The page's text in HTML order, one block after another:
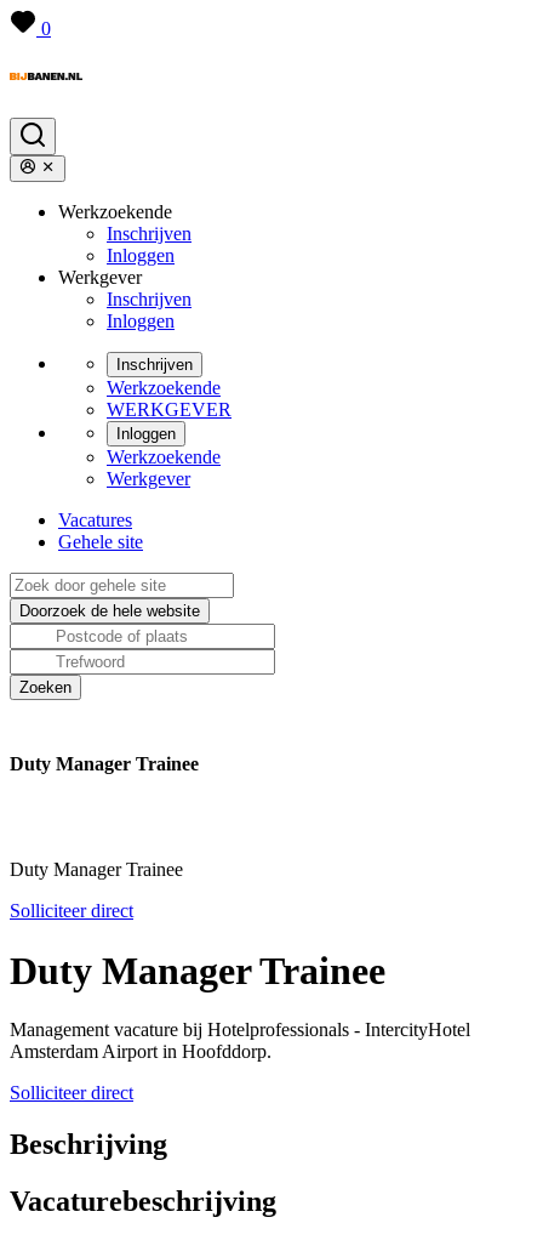
0
Werkzoekende
Inschrijven
Inloggen
Werkgever
Inschrijven
Inloggen
Inschrijven
Werkzoekende
WERKGEVER
Inloggen
Werkzoekende
Werkgever
Vacatures
Gehele site
Duty Manager Trainee
Duty Manager Trainee
Solliciteer direct
Duty Manager Trainee
Management vacature bij Hotelprofessionals - IntercityHotel
Amsterdam Airport in Hoofddorp.
Solliciteer direct
Beschrijving
Vacaturebeschrijving